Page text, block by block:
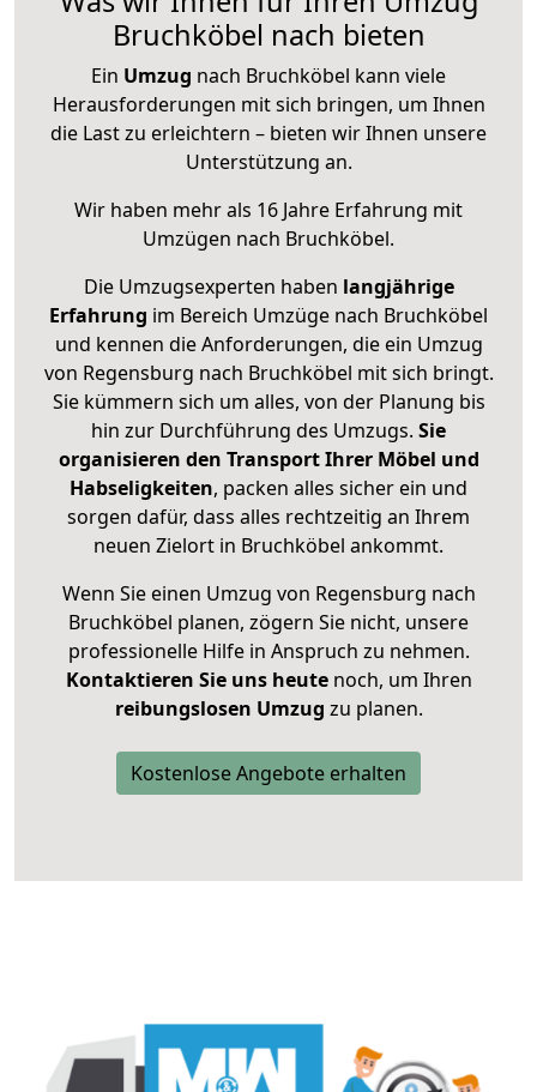
Bruchköbel nach bieten
Ein Umzug nach Bruchköbel kann viele
Herausforderungen mit sich bringen, um Ihnen
die Last zu erleichtern – bieten wir Ihnen unsere
Unterstützung an.
Wir haben mehr als 16 Jahre Erfahrung mit
Umzügen nach Bruchköbel.
Die Umzugsexperten haben langjährige
Erfahrung im Bereich Umzüge nach Bruchköbel
und kennen die Anforderungen, die ein Umzug
von Regensburg nach Bruchköbel mit sich bringt.
Sie kümmern sich um alles, von der Planung bis
hin zur Durchführung des Umzugs. Sie
organisieren den Transport Ihrer Möbel und
Habseligkeiten, packen alles sicher ein und
sorgen dafür, dass alles rechtzeitig an Ihrem
neuen Zielort in Bruchköbel ankommt.
Wenn Sie einen Umzug von Regensburg nach
Bruchköbel planen, zögern Sie nicht, unsere
professionelle Hilfe in Anspruch zu nehmen.
Kontaktieren Sie uns heutenoch, um Ihren
reibungslosen Umzug zu planen.
Kostenlose Angebote erhalten